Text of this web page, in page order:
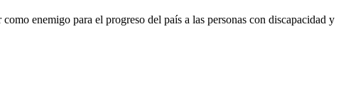
enemigo para el progreso del país a las personas con discapacidad y